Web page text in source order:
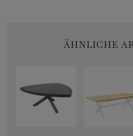
ÄHNLICHE